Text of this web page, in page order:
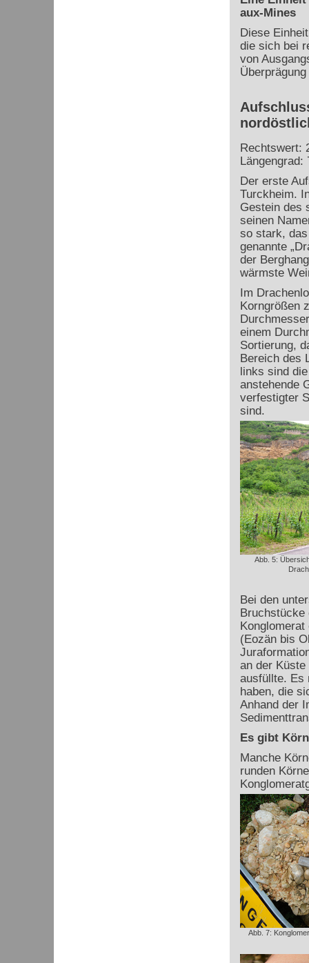
aux-Mines
Diese
die sich bei
von
Rechtswert:
Längengrad:
Der erste
Turckheim.
Gestein des
seinen
so stark,
genannte
der
wärmste
Im
Korngrößen
einem
Sortierung,
Bereich des
links sind
anstehende
verfestigter
sind.
Abb. 5:
Bei den
Bruchstücke
(Eozän bis
an der Küste
ausfüllte. Es
haben, die
Anhand der
Es gibt
Manche
runden
Abb. 7: